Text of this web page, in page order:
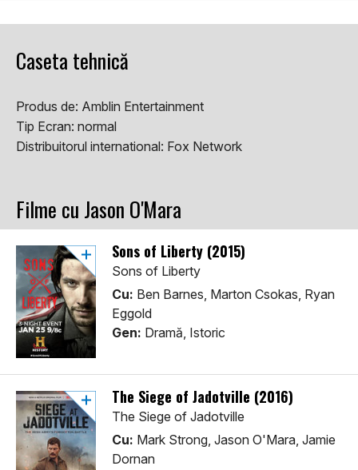
Caseta tehnică
Produs de: Amblin Entertainment
Tip Ecran: normal
Distribuitorul international: Fox Network
Filme cu Jason O'Mara
Sons of Liberty (2015)
Sons of Liberty
Cu: Ben Barnes, Marton Csokas, Ryan
Eggold
Gen: Dramă, Istoric
The Siege of Jadotville (2016)
The Siege of Jadotville
Cu: Mark Strong, Jason O'Mara, Jamie
Dornan